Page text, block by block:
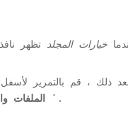
خيارات المجلد تظهر
بعد ذلك ، قم بالتمرير
الملفات '.